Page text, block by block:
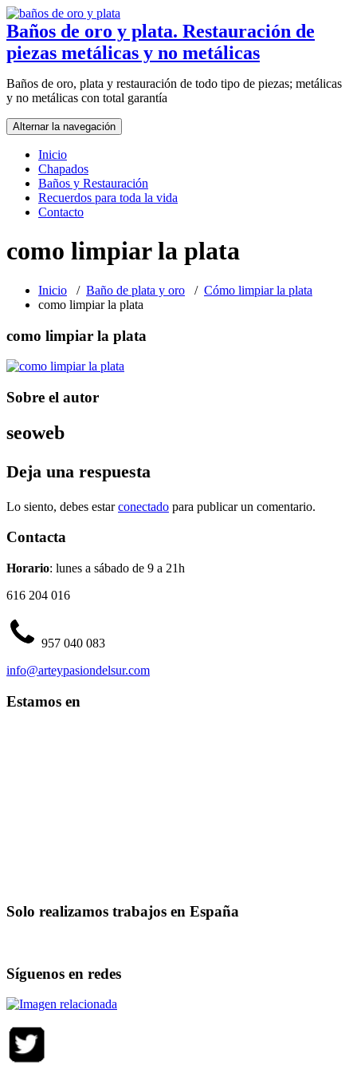
Saltar
al
contenido
Baños de oro y plata. Restauración de
piezas metálicas y no metálicas
Baños de oro, plata y restauración de todo tipo de piezas; metálicas
y no metálicas con total garantía
Alternar la navegación
Inicio
Chapados
Baños y Restauración
Recuerdos para toda la vida
Contacto
como limpiar la plata
Inicio / Baño de plata y oro / Cómo limpiar la plata
como limpiar la plata
como limpiar la plata
Sobre el autor
seoweb
Deja una respuesta
Lo siento, debes estarconectado para publicar un comentario.
Contacta
Horario: lunes a sábado de 9 a 21h
616 204 016
957 040 083
info@arteypasiondelsur.com
Estamos en
Solo realizamos trabajos en España
Síguenos en redes